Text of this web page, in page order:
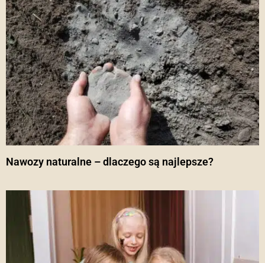
Nawozy naturalne – dlaczego są najlepsze?